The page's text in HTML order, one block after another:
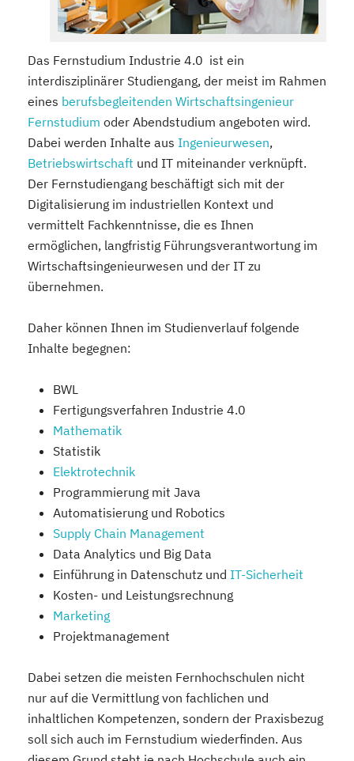
Das Fernstudium Industrie 4.0 ist ein
interdisziplinärer Studiengang, der meist im Rahmen
eines berufsbegleitenden Wirtschaftsingenieur
Fernstudium oder Abendstudium angeboten wird.
Dabei werden Inhalte aus Ingenieurwesen,
Betriebswirtschaft und IT miteinander verknüpft.
Der Fernstudiengang beschäftigt sich mit der
Digitalisierung im industriellen Kontext und
vermittelt Fachkenntnisse, die es Ihnen
ermöglichen, langfristig Führungsverantwortung im
Wirtschaftsingenieurwesen und der IT zu
übernehmen.
Daher können Ihnen im Studienverlauf folgende
Inhalte begegnen:
BWL
Fertigungsverfahren Industrie 4.0
Mathematik
Statistik
Elektrotechnik
Programmierung mit Java
Automatisierung und Robotics
Supply Chain Management
Data Analytics und Big Data
Einführung in Datenschutz und IT-Sicherheit
Kosten- und Leistungsrechnung
Marketing
Projektmanagement
Dabei setzen die meisten Fernhochschulen nicht
nur auf die Vermittlung von fachlichen und
inhaltlichen Kompetenzen, sondern der Praxisbezug
soll sich auch im Fernstudium wiederfinden. Aus